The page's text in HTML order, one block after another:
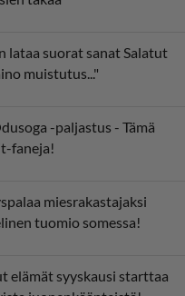
lataa suorat sanat Salatut
muistutus..."
-paljastus - Tämä
faneja!
miesrakastajaksi
tuomio somessa!
elämät syyskausi starttaa